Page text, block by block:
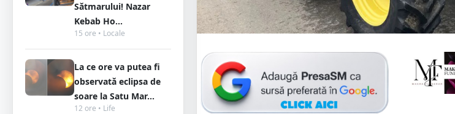
Sătmarului! Nazar
Kebab Ho...
15 ore • Locale
La ce ore va putea fi
observată eclipsa de
soare la Satu Mar...
12 ore • Life